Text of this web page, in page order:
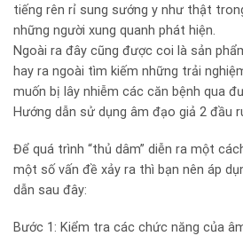
tiếng rên rỉ sung sướng y như thật
những người xung quanh phát hiện.
Ngoài ra đây cũng được coi là sản
hay ra ngoài tìm kiếm những trải
muốn bị lây nhiễm các căn bệnh qua
Hướng dẫn sử dụng âm đạo giả 2 đầu
Để quá trình “thủ dâm” diễn ra một
một số vấn đề xảy ra thì bạn nên áp
dẫn sau đây:
Bước 1: Kiểm tra các chức năng của